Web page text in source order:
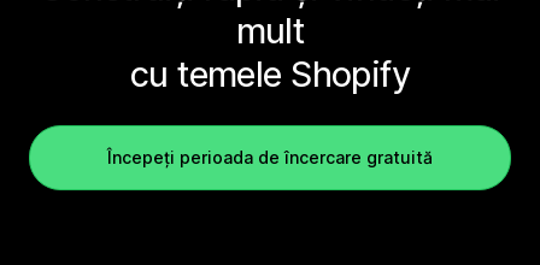
mult
cu temele Shopify
Începeți perioada de încercare gratuită